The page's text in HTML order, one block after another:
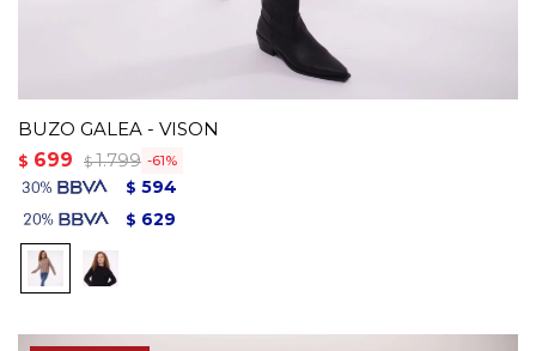
BUZO GALEA - VISON
$ 699 $ 1.799 61
$ 594
$ 629